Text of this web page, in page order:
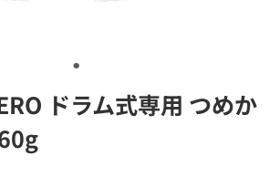
ドラム式専用 つめか